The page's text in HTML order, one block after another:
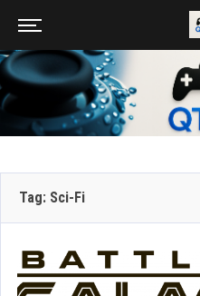
Tag: Sci-Fi